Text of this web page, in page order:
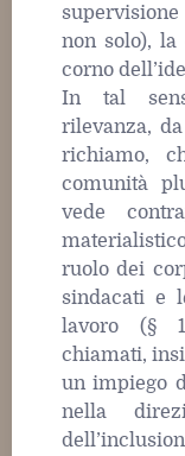
non solo),
corno
In tal
rilevanza,
richiamo,
comunità
vede
ruolo dei
sindacati e
lavoro (§
chiamati,
un impiego
nella